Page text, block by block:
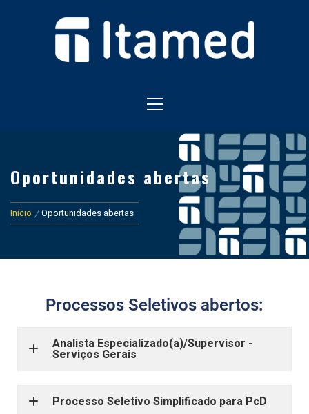
HOSPITAL ITAMED
HOSPITAL EM FOZ DO IGUAÇU
Oportunidades abertas
Início Oportunidades abertas
Processos Seletivos abertos:
Analista Especializado(a)/Supervisor -
Serviços Gerais
Processo Seletivo Simplificado para PcD